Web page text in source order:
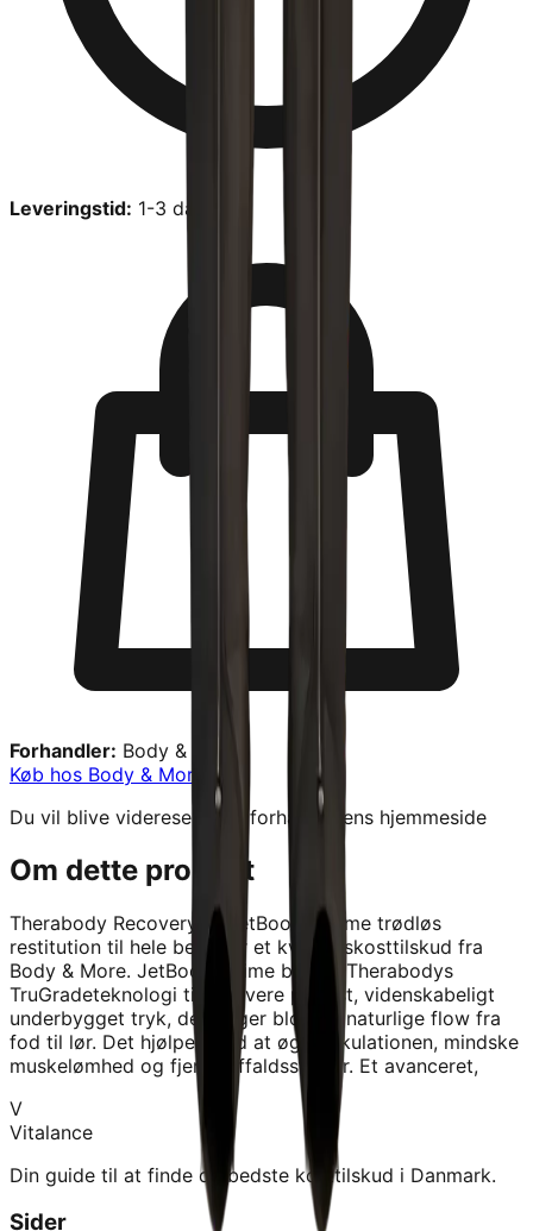
Leveringstid: 1-3 dage
Forhandler: Body & More
Køb hos Body & More
→
Du vil blive videresendt til forhandlerens hjemmeside
Om dette produkt
Therabody RecoveryAir JetBootsøPrime trødløs
restitution til hele benet er et kvalitetskosttilskud fra
Body & More. JetBoots Prime bruger Therabodys
TruGradeteknologi til at levere prøcist, videnskabeligt
underbygget tryk, der følger blodets naturlige flow fra
fod til lør. Det hjølper med at øge cirkulationen, mindske
muskelømhed og fjerne affaldsstoffer. Et avanceret,
V
Vitalance
Din guide til at finde de bedste kosttilskud i Danmark.
Sider